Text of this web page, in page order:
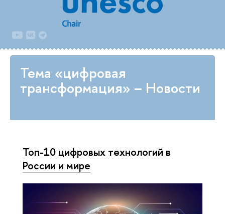
Тема «цифровая
трансформация» – Новости
Топ-10 цифровых технологий в
России и мире